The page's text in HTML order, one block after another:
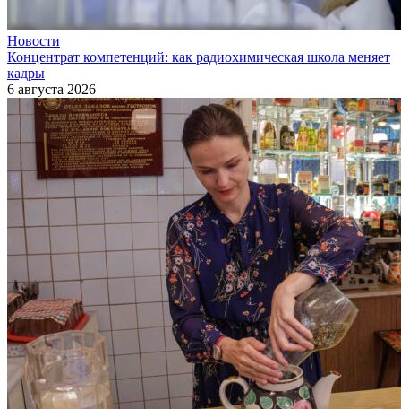
Новости
Концентрат компетенций: как радиохимическая школа меняет
кадры
6 августа 2026